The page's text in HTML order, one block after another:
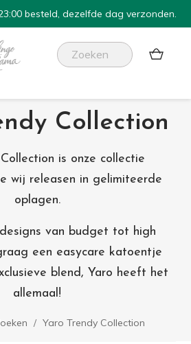
besteld, dezelfde dag verzonden.
Collection
is onze collectie
wij releasen in gelimiteerde
oplagen.
van budget tot high
een easycare katoentje
blend, Yaro heeft het
allemaal!
Yaro Trendy Collection